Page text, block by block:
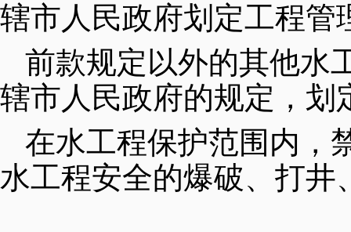
辖市人民政府划定工程管
前款规定以外的其他水
辖市人民政府的规定，划
在水工程保护范围内，
水工程安全的爆破、打井